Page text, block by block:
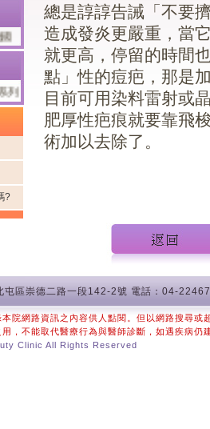
肉毒桿菌注射-德國 玻尿酸局部注射 玻
列 美白系列 面膜系列 雷射術後保養
?
總是諄諄告誡「不要
造成發炎更嚴重，當
就更高，停留的時間
點」性的痘疤，那是
目前可用染料雷射或
肥厚性疤痕就要靠飛
術加以去除了。
屯區崇德二路一段142-2號 電話：04-
院網路資訊之內容供人點閱。但以網路搜尋
，不能取代醫療行為與醫師診斷，如遇疾病仍
Clinic All Rights Reserved